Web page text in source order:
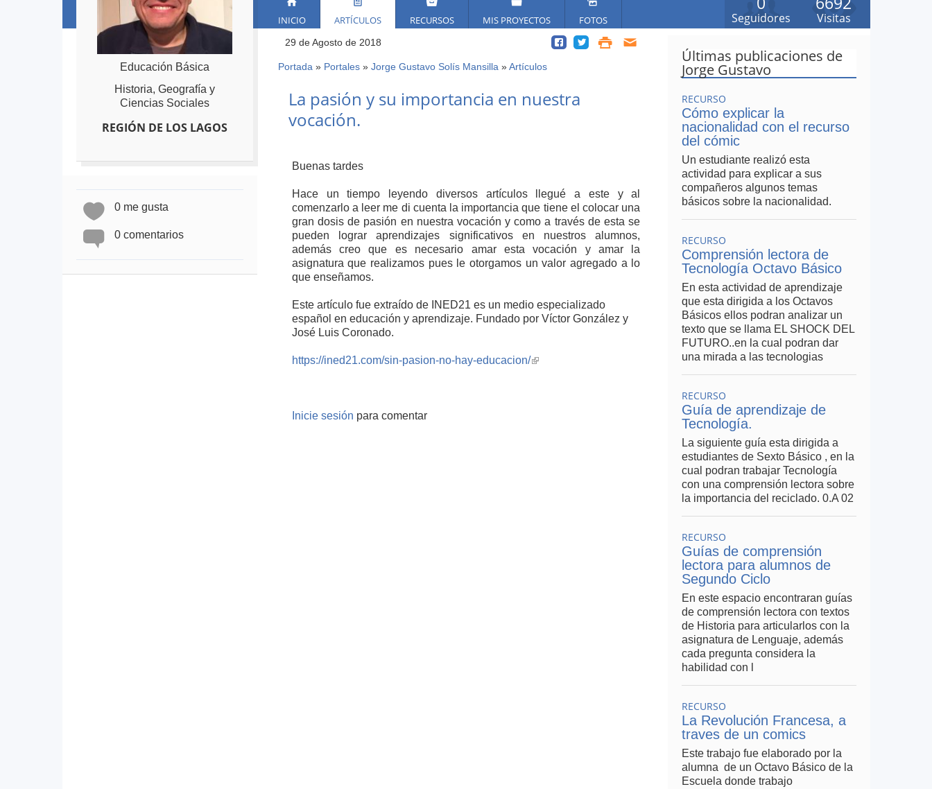
Visitas
Seguidores
INICIO ARTÍCULOS RECURSOS MIS PROYECTOS FOTOS
29 de Agosto de 2018
Usted
está
aquí
Portada » Portales » Jorge Gustavo Solís Mansilla » Artículos
top
La pasión y su importancia en nuestra
vocación.
Buenas tardes
Hace un tiempo leyendo diversos artículos llegué a este y al
comenzarlo a leer me di cuenta la importancia que tiene el colocar una
gran dosis de pasión en nuestra vocación y como a través de esta se
pueden lograr aprendizajes significativos en nuestros alumnos,
además creo que es necesario amar esta vocación y amar la
asignatura que realizamos pues le otorgamos un valor agregado a lo
que enseñamos.
Este artículo fue extraído de INED21 es un medio especializado
español en educación y aprendizaje. Fundado por Víctor González y
José Luis Coronado.
https://ined21.com/sin-pasion-no-hay-educacion/(link
Inicie sesión para comentar
Últimas publicaciones de
Jorge Gustavo
RECURSO
Cómo explicar la
nacionalidad con el recurso
del cómic
Un estudiante realizó esta
actividad para explicar a sus
compañeros algunos temas
básicos sobre la nacionalidad.
RECURSO
Comprensión lectora de
Tecnología Octavo Básico
En esta actividad de aprendizaje
que esta dirigida a los Octavos
Básicos ellos podran analizar un
texto que se llama EL SHOCK DEL
FUTURO..en la cual podran dar
una mirada a las tecnologias
RECURSO
Guía de aprendizaje de
Tecnología.
La siguiente guía esta dirigida a
estudiantes de Sexto Básico , en la
cual podran trabajar Tecnología
con una comprensión lectora sobre
la importancia del reciclado. 0.A 02
RECURSO
Guías de comprensión
lectora para alumnos de
Segundo Ciclo
En este espacio encontraran guías
de comprensión lectora con textos
de Historia para articularlos con la
asignatura de Lenguaje, además
cada pregunta considera la
habilidad con l
RECURSO
La Revolución Francesa, a
traves de un comics
Este trabajo fue elaborado por la
alumna de un Octavo Básico de la
Escuela donde trabajo
Educación Básica
Historia, Geografía y
Ciencias Sociales
REGIÓN DE LOS LAGOS
0 me gusta
0 comentarios